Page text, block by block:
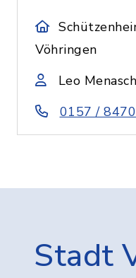
Vöhringen
Leo Menasch
0157 /
Stadt